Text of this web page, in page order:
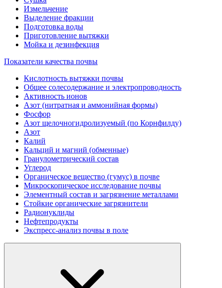
Измельчение
Выделение фракции
Подготовка воды
Приготовление вытяжки
Мойка и дезинфекция
Показатели качества почвы
Кислотность вытяжки почвы
Общее солесодержание и электропроводность
Активность ионов
Азот (нитратная и аммонийная формы)
Фосфор
Азот щелочногидролизуемый (по Корнфилду)
Азот
Калий
Кальций и магний (обменные)
Гранулометрический состав
Углерод
Органическое вещество (гумус) в почве
Микроскопическое исследование почвы
Элементный состав и загрязнение металлами
Стойкие органические загрязнители
Радионуклиды
Нефтепродукты
Экспресс-анализ почвы в поле